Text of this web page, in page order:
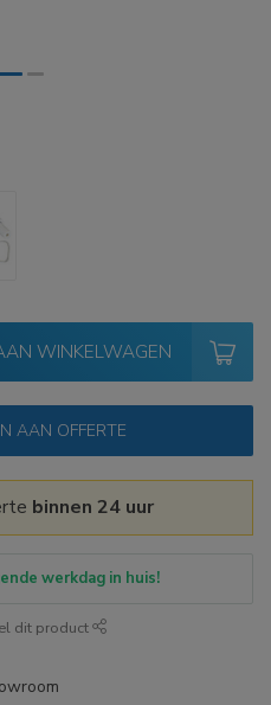
WINKELWAGEN
AAN OFFERTE
binnen 24 uur
werkdag in huis!
dit product